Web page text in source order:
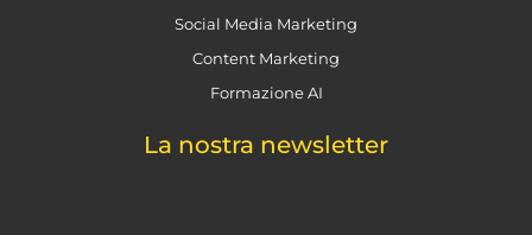
Social Media Marketing
Content Marketing
Formazione AI
La nostra newsletter